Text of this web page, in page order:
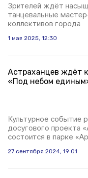
Зрителей ждёт
танцевальные
коллективов города
1 мая 2025, 12:30
Астраханцев ждёт
«Под небом
Культурное событие
досугового проекта
состоится в парке
27 сентября 2024, 19:01